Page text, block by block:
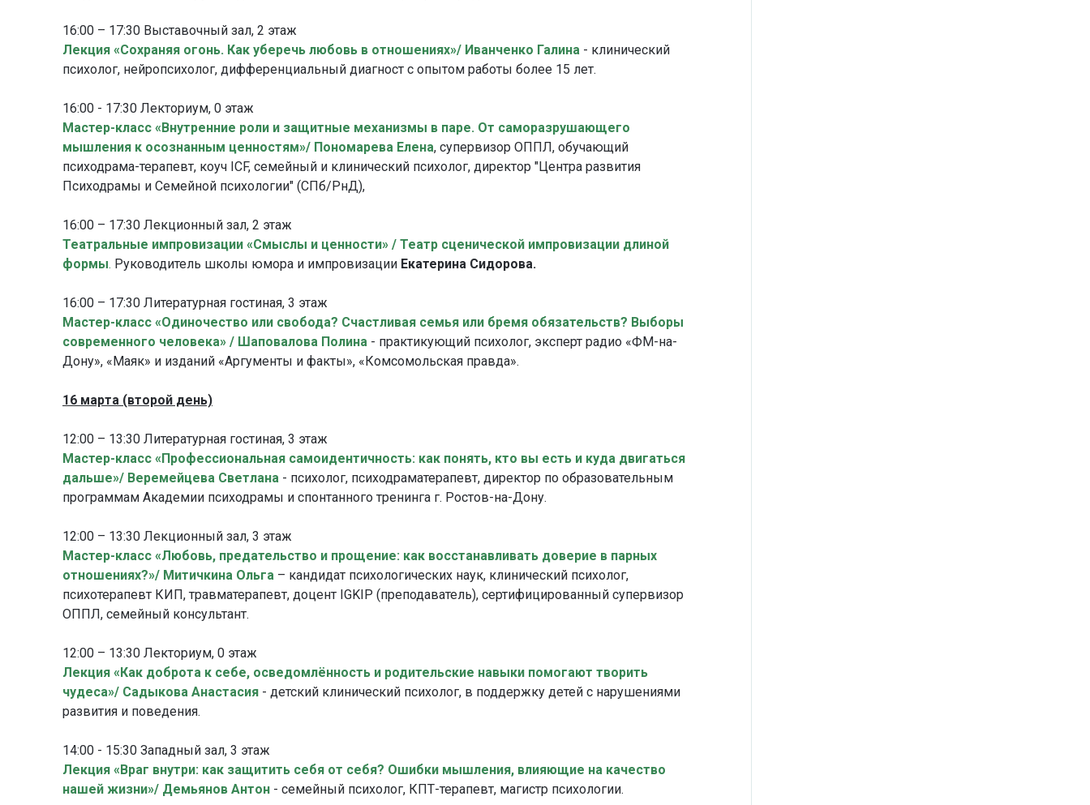
16:00 – 17:30 Выставочный зал, 2 этаж
Лекция «Сохраняя огонь. Как уберечь любовь в отношениях»/ Иванченко Галина - клинический
психолог, нейропсихолог, дифференциальный диагност с опытом работы более 15 лет.
16:00 - 17:30 Лекториум, 0 этаж
Мастер-класс «Внутренние роли и защитные механизмы в паре. От саморазрушающего
мышления к осознанным ценностям»/ Пономарева Елена, супервизор ОППЛ, обучающий
психодрама-терапевт, коуч ICF, семейный и клинический психолог, директор "Центра развития
Психодрамы и Семейной психологии" (СПб/РнД),
16:00 – 17:30 Лекционный зал, 2 этаж
Театральные импровизации «Смыслы и ценности» / Театр сценической импровизации длиной
формы. Руководитель школы юмора и импровизации Екатерина Сидорова.
16:00 – 17:30 Литературная гостиная, 3 этаж
Мастер-класс «Одиночество или свобода? Счастливая семья или бремя обязательств? Выборы
современного человека» / Шаповалова Полина - практикующий психолог, эксперт радио «ФМ-на-
Дону», «Маяк» и изданий «Аргументы и факты», «Комсомольская правда».
16 марта (второй день)
12:00 – 13:30 Литературная гостиная, 3 этаж
Мастер-класс «Профессиональная самоидентичность: как понять, кто вы есть и куда двигаться
дальше»/ Веремейцева Светлана - психолог, психодраматерапевт, директор по образовательным
программам Академии психодрамы и спонтанного тренинга г. Ростов-на-Дону.
12:00 – 13:30 Лекционный зал, 3 этаж
Мастер-класс «Любовь, предательство и прощение: как восстанавливать доверие в парных
отношениях?»/ Митичкина Ольга – кандидат психологических наук, клинический психолог,
психотерапевт КИП, травматерапевт, доцент IGKIP (преподаватель), сертифицированный супервизор
ОППЛ, семейный консультант.
12:00 – 13:30 Лекториум, 0 этаж
Лекция «Как доброта к себе, осведомлённость и родительские навыки помогают творить
чудеса»/ Садыкова Анастасия - детский клинический психолог, в поддержку детей с нарушениями
развития и поведения.
14:00 - 15:30 Западный зал, 3 этаж
Лекция «Враг внутри: как защитить себя от себя? Ошибки мышления, влияющие на качество
нашей жизни»/ Демьянов Антон - семейный психолог, КПТ-терапевт, магистр психологии.